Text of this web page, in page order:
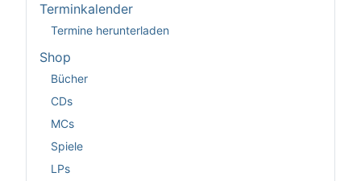
Terminkalender
Termine herunterladen
Shop
Bücher
CDs
MCs
Spiele
LPs